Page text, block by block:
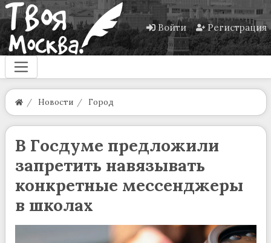
Войти Регистрация
Новости Город
В Госдуме предложили
запретить навязывать
конкретные мессенджеры
в школах